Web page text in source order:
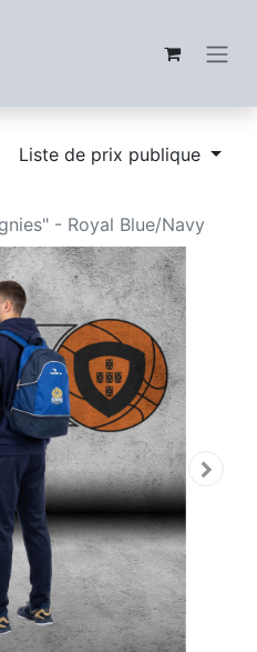
Liste de prix publique
- Royal Blue/Navy